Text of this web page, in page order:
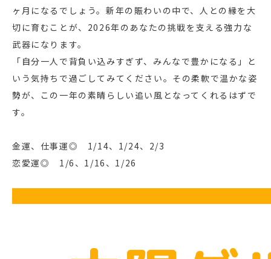
ヶ月になるでしょう。新年の賑わいの中で、人との縁を大
切に育むことが、2026年のあなたの挑戦を支える強力な
武器になります。
「自分一人で背負い込みすぎず、みんなで豊かになる」と
いう気持ちで過ごしてみてください。その柔軟で温かな姿
勢が、この一年の素晴らしい追い風となってくれるはずで
す。
金運、仕事運◎ 1/14、1/24、2/3
恋愛運◎ 1/6、1/16、1/26